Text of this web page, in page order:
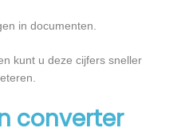
in documenten.
kunt u deze cijfers sneller
converter